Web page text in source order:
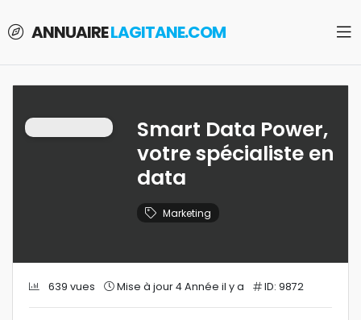
ANNUAIRELAGITANE.COM
Smart Data Power,
votre spécialiste en
data
Marketing
639 vues Mise à jour 4 Année il y a ID: 9872